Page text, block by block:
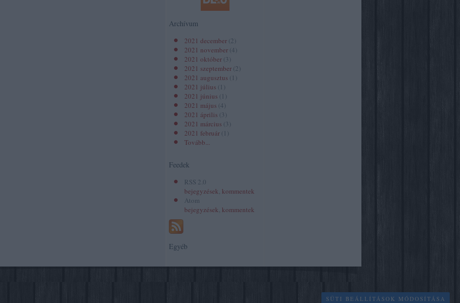
Archívum
2021 december (2
2021 november (4
2021 október (3
2021 szeptember (2
2021 augusztus ( 1
2021 július ( 1
2021 június ( 1
2021 május (4
2021 április (3
2021 március (3
2021 február ( 1
Tovább...
Feedek
RSS 2.0
bejegyzések, kommentek
Atom
bejegyzések, kommentek
Egyéb
SÜTI BEÁLLÍTÁSOK MÓDOSÍTÁSA